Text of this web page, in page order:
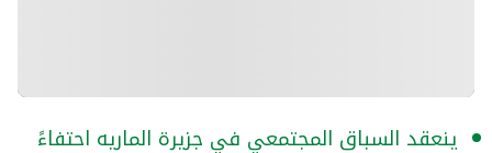
ينعقد السباق المجتمعي في جزيرة الماريه احتفاءً